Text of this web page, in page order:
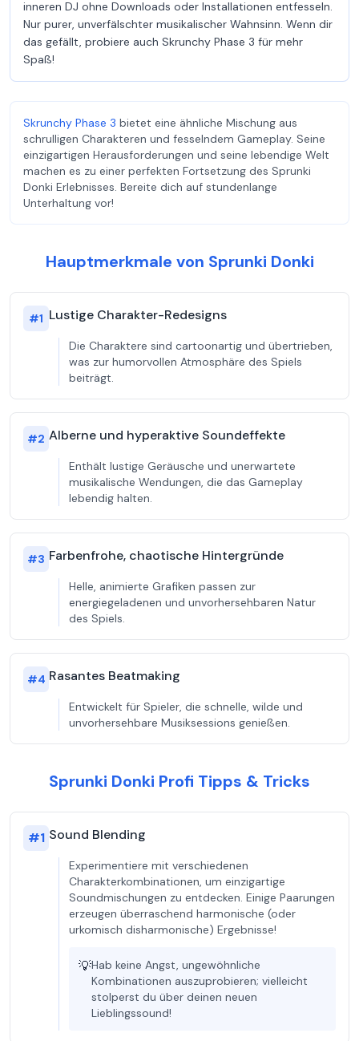
inneren DJ ohne Downloads oder Installationen entfesseln.
Nur purer, unverfälschter musikalischer Wahnsinn. Wenn dir
das gefällt, probiere auch Skrunchy Phase 3 für mehr
Spaß!
Skrunchy Phase 3 bietet eine ähnliche Mischung aus
schrulligen Charakteren und fesselndem Gameplay. Seine
einzigartigen Herausforderungen und seine lebendige Welt
machen es zu einer perfekten Fortsetzung des Sprunki
Donki Erlebnisses. Bereite dich auf stundenlange
Unterhaltung vor!
Hauptmerkmale von Sprunki Donki
#1 Lustige Charakter-Redesigns
Die Charaktere sind cartoonartig und übertrieben,
was zur humorvollen Atmosphäre des Spiels
beiträgt.
#2 Alberne und hyperaktive Soundeffekte
Enthält lustige Geräusche und unerwartete
musikalische Wendungen, die das Gameplay
lebendig halten.
#3 Farbenfrohe, chaotische Hintergründe
Helle, animierte Grafiken passen zur
energiegeladenen und unvorhersehbaren Natur
des Spiels.
#4 Rasantes Beatmaking
Entwickelt für Spieler, die schnelle, wilde und
unvorhersehbare Musiksessions genießen.
Sprunki Donki Profi Tipps & Tricks
#1 Sound Blending
Experimentiere mit verschiedenen
Charakterkombinationen, um einzigartige
Soundmischungen zu entdecken. Einige Paarungen
erzeugen überraschend harmonische (oder
urkomisch disharmonische) Ergebnisse!
💡Hab keine Angst, ungewöhnliche
Kombinationen auszuprobieren; vielleicht
stolperst du über deinen neuen
Lieblingssound!